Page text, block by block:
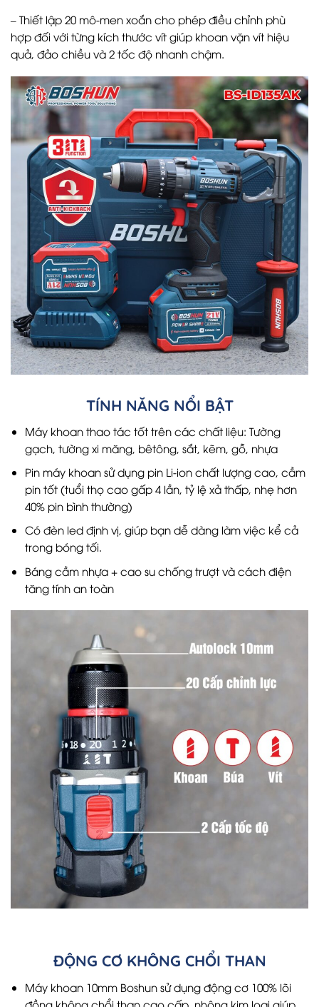
– Thiết lập 20 mô-men xoắn cho phép điều chỉnh phù
hợp đối với từng kích thước vít giúp khoan vặn vít hiệu
quả, đảo chiều và 2 tốc độ nhanh chậm.
TÍNH NĂNG NỔI BẬT
Máy khoan thao tác tốt trên các chất liệu: Tường
gạch, tường xi măng, bêtông, sắt, kẽm, gỗ, nhựa
Pin máy khoan sử dụng pin Li-ion chất lượng cao, cầm
pin tốt (tuổi thọ cao gấp 4 lần, tỷ lệ xả thấp, nhẹ hơn
40% pin bình thường)
Có đèn led định vị, giúp bạn dễ dàng làm việc kể cả
trong bóng tối.
Báng cầm nhựa + cao su chống trượt và cách điện
tăng tính an toàn
ĐỘNG CƠ KHÔNG CHỔI THAN
Máy khoan 10mm Boshun sử dụng động cơ 100% lõi
đồng không chổi than cao cấp, nhông kim loại giúp